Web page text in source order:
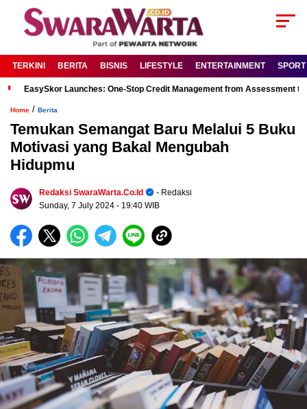
TERKINI BERITA BISNIS LIFESTYLE ENTERTAINMENT SPORT
EasySkor Launches: One-Stop Credit Management from Assessment
Home / Berita
Temukan Semangat Baru Melalui 5 Buku
Motivasi yang Bakal Mengubah
Hidupmu
Redaksi SwaraWarta.co.id
- Redaksi
Sunday, 7 July 2024 - 19:40 WIB